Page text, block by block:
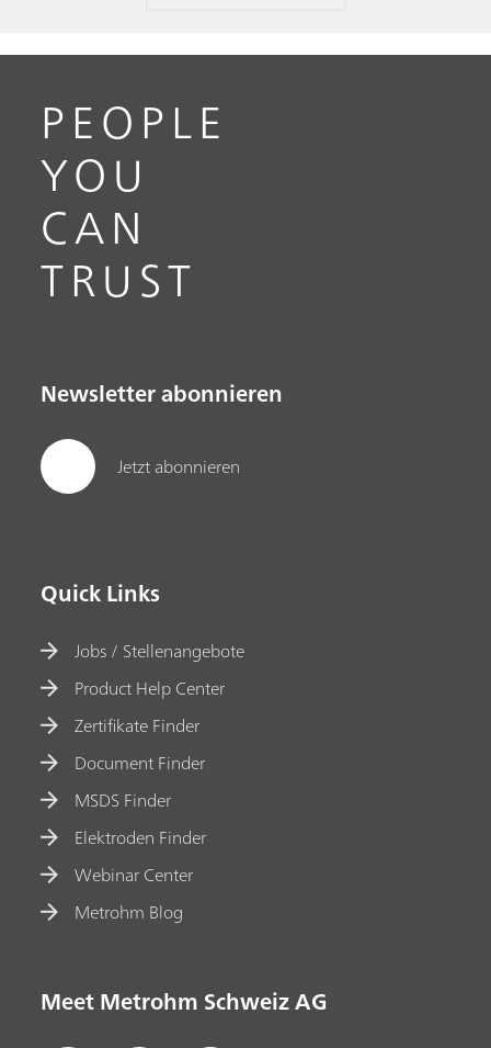
PEOPLE
YOU
CAN
TRUST
Newsletter abonnieren
Jetzt abonnieren
Quick Links
Jobs / Stellenangebote
Product Help Center
Zertifikate Finder
Document Finder
MSDS Finder
Elektroden Finder
Webinar Center
Metrohm Blog
Meet Metrohm Schweiz AG